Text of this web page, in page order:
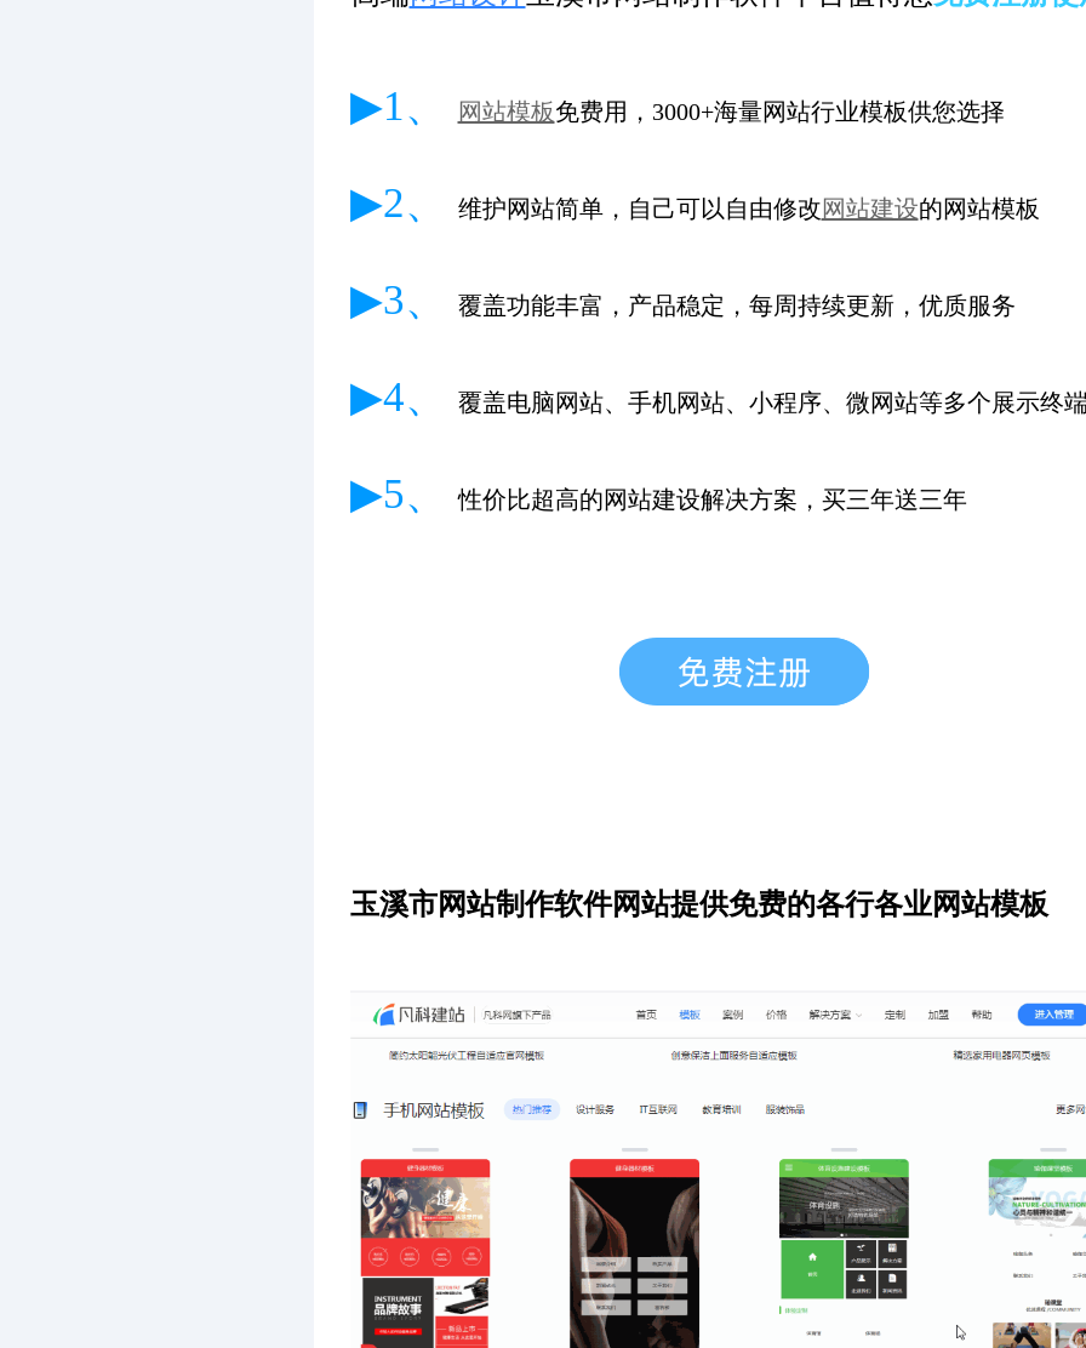
▶1、 网站模板免费用，3000+海量网站行业模板供您选择
▶2、 维护网站简单，自己可以自由修改网站建设的网站模板
▶3、 覆盖功能丰富，产品稳定，每周持续更新，优质服务
▶4、 覆盖电脑网站、手机网站、小程序、微网站等多个展示终
▶5、性价比超高的网站建设解决方案，买三年送三年
玉溪市网站制作软件网站提供免费的各行各业网站模板